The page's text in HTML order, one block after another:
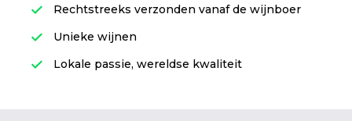
Rechtstreeks verzonden vanaf de wijnboer
Unieke wijnen
Lokale passie, wereldse kwaliteit